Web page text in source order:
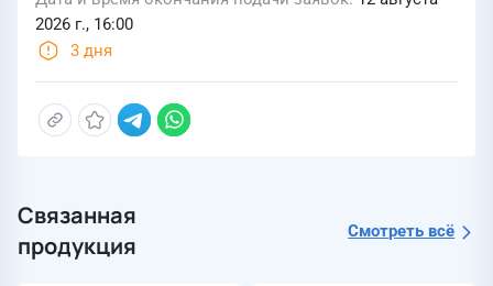
2026 г., 16:00
3 дня
Связанная
продукция
Смотреть всё